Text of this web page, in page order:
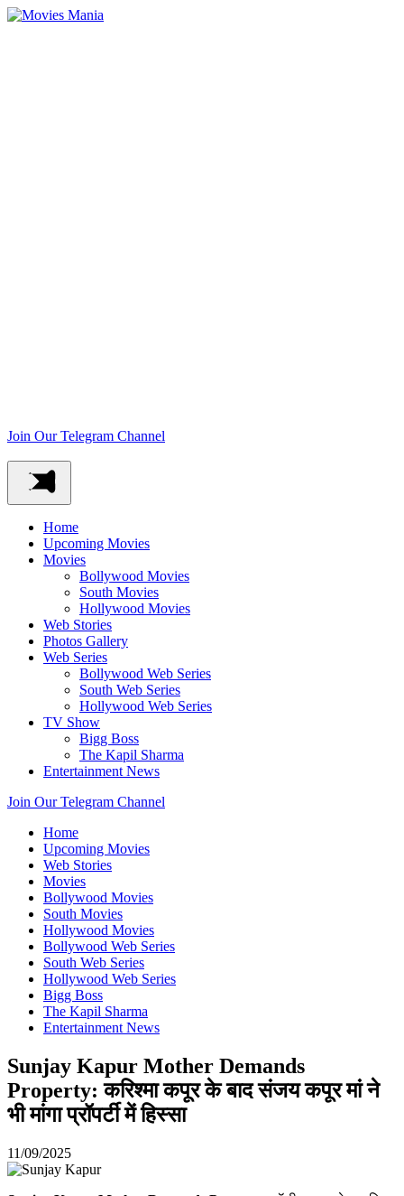
Join Our Telegram Channel
Home
Upcoming Movies
Movies
Bollywood Movies
South Movies
Hollywood Movies
Web Stories
Photos Gallery
Web Series
Bollywood Web Series
South Web Series
Hollywood Web Series
TV Show
Bigg Boss
The Kapil Sharma
Entertainment News
Join Our Telegram Channel
Home
Upcoming Movies
Web Stories
Movies
Bollywood Movies
South Movies
Hollywood Movies
Bollywood Web Series
South Web Series
Hollywood Web Series
Bigg Boss
The Kapil Sharma
Entertainment News
Sunjay Kapur Mother Demands
Property: करिश्मा कपूर के बाद संजय कपूर मां ने
भी मांगा प्रॉपर्टी में हिस्सा
11/09/2025